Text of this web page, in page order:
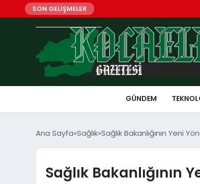
SON GELİŞMELER
GÜNDEM
Ana Sayfa Sağlık Sağlık Bakanlığının Yeni
Sağlık